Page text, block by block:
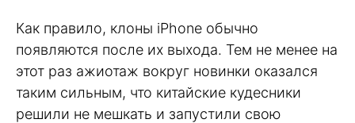
Как правило, клоны iPhone обычно
появляются после их выхода. Тем не менее на
этот раз ажиотаж вокруг новинки оказался
таким сильным, что китайские кудесники
решили не мешкать и запустили свою